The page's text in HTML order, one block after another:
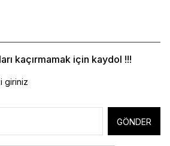
kaçırmamak için kaydol !!!
giriniz
GÖNDER